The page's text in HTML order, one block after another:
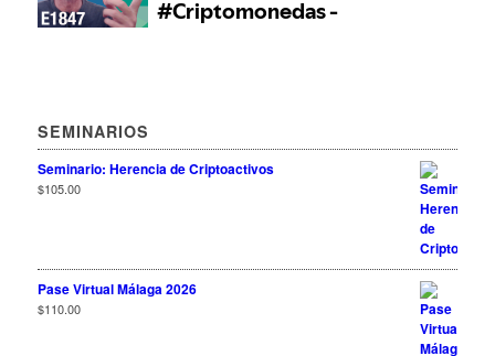
SEMINARIOS
Seminario: Herencia de Criptoactivos
$105.00
Pase Virtual Málaga 2026
$110.00